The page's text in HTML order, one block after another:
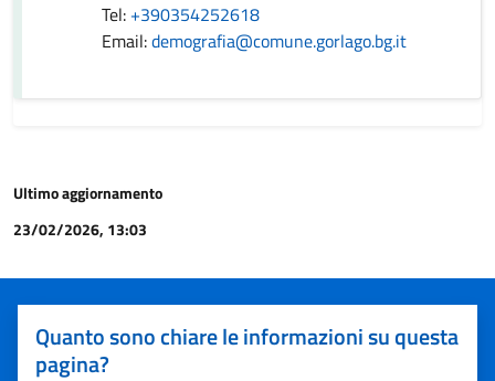
Tel: +390354252618
Email:demografia@comune.gorlago.bg.it
Ultimo aggiornamento
23/02/2026, 13:03
Quanto sono chiare le informazioni su questa
pagina?